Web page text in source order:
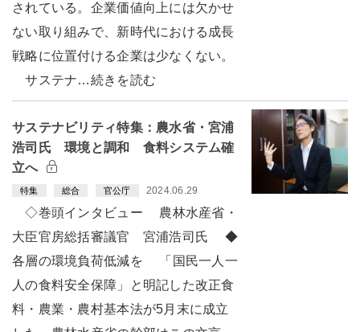
されている。企業価値向上には欠かせ
ない取り組みで、新時代における成長
戦略に位置付ける企業は少なくない。
サステナ…続きを読む
サステナビリティ特集：農水省・宮浦
浩司氏 環境と調和 食料システム確
立へ
特集 総合 官公庁 2024.06.29
◇巻頭インタビュー 農林水産省・
大臣官房総括審議官 宮浦浩司氏 ◆
各層の環境負荷低減を 「国民一人一
人の食料安全保障」と明記した改正食
料・農業・農村基本法が5月末に成立